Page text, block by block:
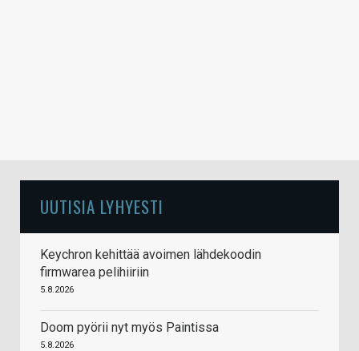
UUTISIA LYHYESTI
Keychron kehittää avoimen lähdekoodin
firmwarea pelihiiriin
5.8.2026
Doom pyörii nyt myös Paintissa
5.8.2026